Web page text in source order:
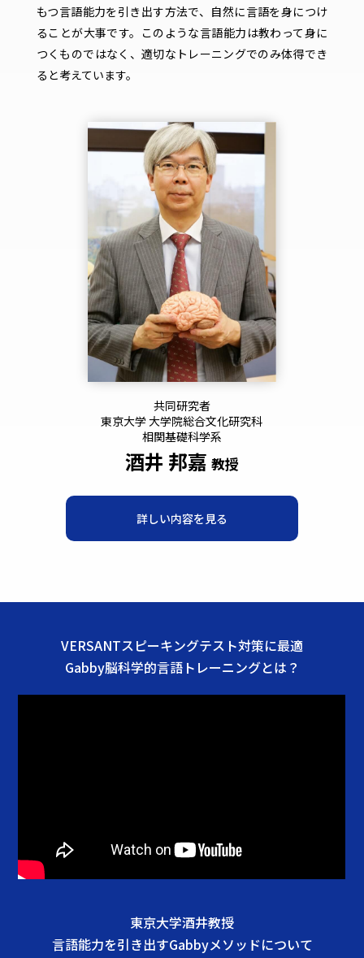
共同研究者
東京大学 大学院総合文化研究科
相関基礎科学系
酒井 邦嘉 教授
詳しい内容を見る
もつ言語能力を引き出す方法で、自然に言語を身につけ
ることが大事です。このような言語能力は教わって身に
つくものではなく、適切なトレーニングでのみ体得でき
ると考えています。
VERSANTスピーキングテスト対策に最適
Gabby脳科学的言語トレーニングとは？
東京大学酒井教授
言語能力を引き出すGabbyメソッドについて